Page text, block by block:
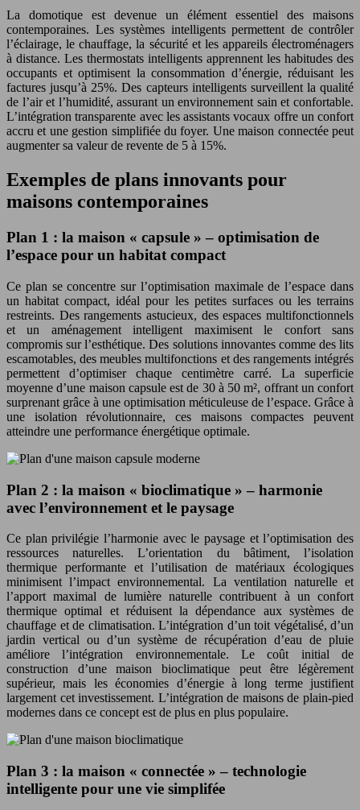
La domotique est devenue un élément essentiel des maisons
contemporaines. Les systèmes intelligents permettent de contrôler
l’éclairage, le chauffage, la sécurité et les appareils électroménagers
à distance. Les thermostats intelligents apprennent les habitudes des
occupants et optimisent la consommation d’énergie, réduisant les
factures jusqu’à 25%. Des capteurs intelligents surveillent la qualité
de l’air et l’humidité, assurant un environnement sain et confortable.
L’intégration transparente avec les assistants vocaux offre un confort
accru et une gestion simplifiée du foyer. Une maison connectée peut
augmenter sa valeur de revente de 5 à 15%.
Exemples de plans innovants pour
maisons contemporaines
Plan 1 : la maison « capsule » – optimisation de
l’espace pour un habitat compact
Ce plan se concentre sur l’optimisation maximale de l’espace dans
un habitat compact, idéal pour les petites surfaces ou les terrains
restreints. Des rangements astucieux, des espaces multifonctionnels
et un aménagement intelligent maximisent le confort sans
compromis sur l’esthétique. Des solutions innovantes comme des lits
escamotables, des meubles multifonctions et des rangements intégrés
permettent d’optimiser chaque centimètre carré. La superficie
moyenne d’une maison capsule est de 30 à 50 m², offrant un confort
surprenant grâce à une optimisation méticuleuse de l’espace. Grâce à
une isolation révolutionnaire, ces maisons compactes peuvent
atteindre une performance énergétique optimale.
Plan 2 : la maison « bioclimatique » – harmonie
avec l’environnement et le paysage
Ce plan privilégie l’harmonie avec le paysage et l’optimisation des
ressources naturelles. L’orientation du bâtiment, l’isolation
thermique performante et l’utilisation de matériaux écologiques
minimisent l’impact environnemental. La ventilation naturelle et
l’apport maximal de lumière naturelle contribuent à un confort
thermique optimal et réduisent la dépendance aux systèmes de
chauffage et de climatisation. L’intégration d’un toit végétalisé, d’un
jardin vertical ou d’un système de récupération d’eau de pluie
améliore l’intégration environnementale. Le coût initial de
construction d’une maison bioclimatique peut être légèrement
supérieur, mais les économies d’énergie à long terme justifient
largement cet investissement. L’intégration de maisons de plain-pied
modernes dans ce concept est de plus en plus populaire.
Plan 3 : la maison « connectée » – technologie
intelligente pour une vie simplifée